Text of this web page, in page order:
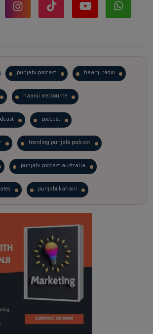
punjabi podcast haanji radio
haanji melbourne
podcast
trending punjabi podcast
punjabi podcast australia
punjabi kahani
punjabi story